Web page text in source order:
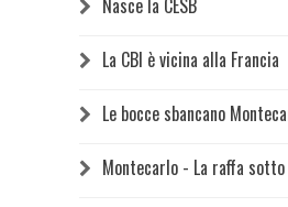
Nasce la CESB
La CBI è vicina alla Francia
Le bocce sbancano
Montecarlo - La raffa